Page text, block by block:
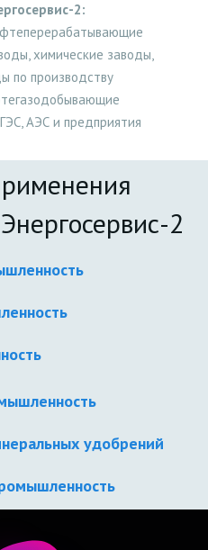
2:
химические заводы,
по производству
АЭС и предприятия
2
удобрений